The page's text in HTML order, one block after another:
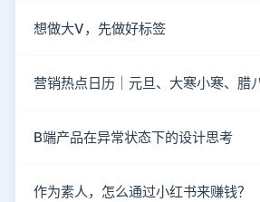
想做大V，先做好标签
B端产品在异常状态下的设计思考
作为素人，怎么通过小红书来赚钱？